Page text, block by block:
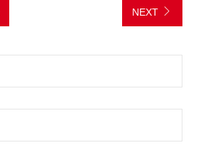
NEXT